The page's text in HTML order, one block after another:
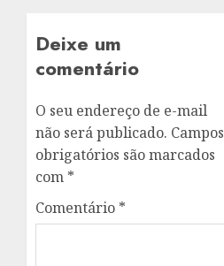
Deixe um
comentário
O seu endereço de e-mail
não será publicado. Campos
obrigatórios são marcados
com *
Comentário *